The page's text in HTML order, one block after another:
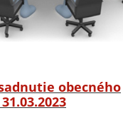
obecného